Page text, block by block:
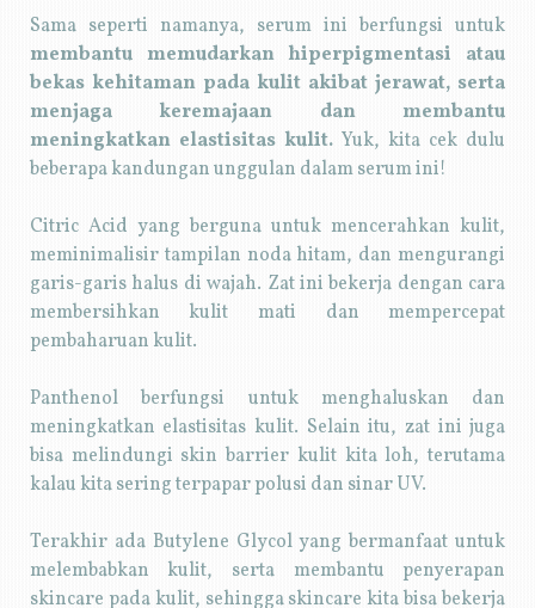
Sama seperti namanya, serum ini berfungsi untuk
membantu memudarkan hiperpigmentasi atau
bekas kehitaman pada kulit akibat jerawat, serta
menjaga keremajaan dan membantu
meningkatkan elastisitas kulit. Yuk, kita cek dulu
beberapa kandungan unggulan dalam serum ini!
Citric Acid yang berguna untuk mencerahkan kulit,
meminimalisir tampilan noda hitam, dan mengurangi
garis-garis halus di wajah. Zat ini bekerja dengan cara
membersihkan kulit mati dan mempercepat
pembaharuan kulit.
Panthenol berfungsi untuk menghaluskan dan
meningkatkan elastisitas kulit. Selain itu, zat ini juga
bisa melindungi skin barrier kulit kita loh, terutama
kalau kita sering terpapar polusi dan sinar UV.
Terakhir ada Butylene Glycol yang bermanfaat untuk
melembabkan kulit, serta membantu penyerapan
skincare pada kulit, sehingga skincare kita bisa bekerja